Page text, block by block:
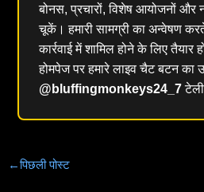
बोनस, प्रचारों, विशेष आयोजनों और
चूकें। हमारी सामग्री का अन्वेषण
कार्रवाई में शामिल होने के लिए
होमपेज पर हमारे लाइव चैट बटन का
@bluffingmonkeys24_7
←पिछली पोस्ट